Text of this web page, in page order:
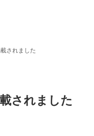
されました
されました